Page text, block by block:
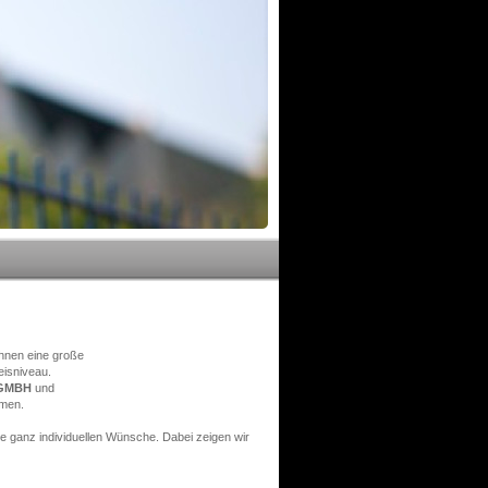
eine große
und
ganz individuellen Wünsche. Dabei zeigen wir